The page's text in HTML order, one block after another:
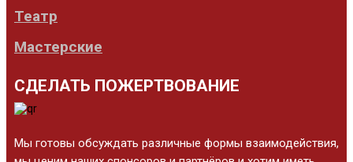
Театр
Мастерские
СДЕЛАТЬ ПОЖЕРТВОВАНИЕ
Мы готовы обсуждать различные формы взаимодействия,